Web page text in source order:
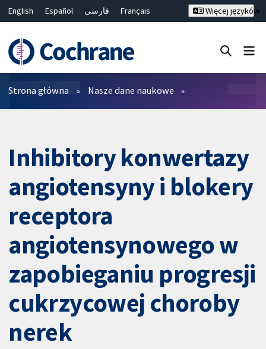
English Español فارسی
Français
Bahasa Malaysia
ไทย
繁體中文
简体中文
Więcej języków
Filtry
Strona główna Nasze dane naukowe
Inhibitory konwertazy
angiotensyny i blokery
receptora
angiotensynowego w
zapobieganiu progresji
cukrzycowej choroby
nerek